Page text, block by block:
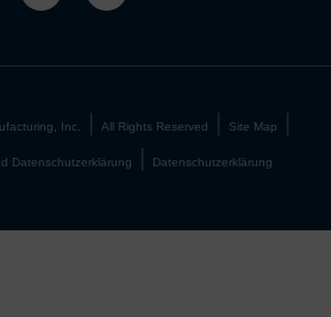
Inc. All Rights Reserved Site Map
Datenschutzerklärung Datenschutzerklärung